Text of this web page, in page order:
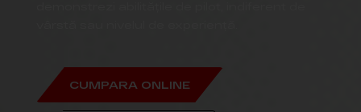
CUMPARA ONLINE